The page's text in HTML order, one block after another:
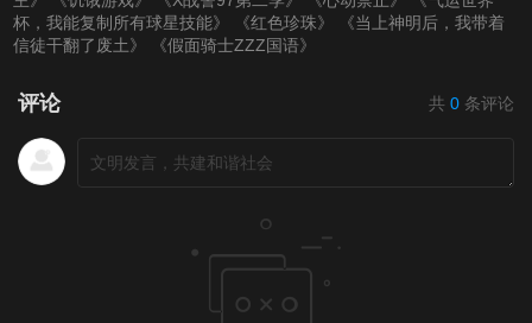
杯，我能复制所有球星技能》
《红色珍珠》
《当上神明后，我带着
信徒干翻了废土》
《假面骑士ZZZ国语》
评论 共 0 条评论